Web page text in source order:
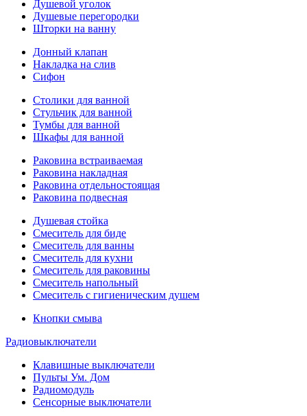
Душевой уголок
Душевые перегородки
Шторки на ванну
Донный клапан
Накладка на слив
Сифон
Столики для ванной
Стульчик для ванной
Тумбы для ванной
Шкафы для ванной
Раковина встраиваемая
Раковина накладная
Раковина отдельностоящая
Раковина подвесная
Душевая стойка
Смеситель для биде
Смеситель для ванны
Смеситель для кухни
Смеситель для раковины
Смеситель напольный
Смеситель с гигиеническим душем
Кнопки смыва
Радиовыключатели
Клавишные выключатели
Пульты Ум. Дом
Радиомодуль
Сенсорные выключатели